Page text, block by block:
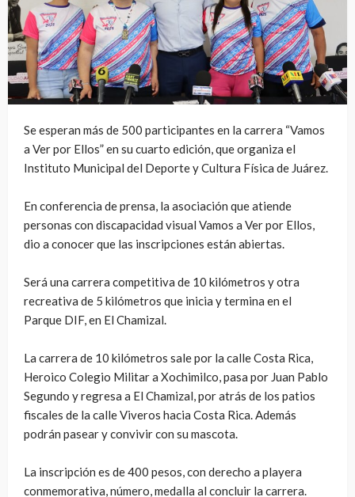
Se esperan más de 500 participantes en la carrera “Vamos
a Ver por Ellos” en su cuarto edición, que organiza el
Instituto Municipal del Deporte y Cultura Física de Juárez.
En conferencia de prensa, la asociación que atiende
personas con discapacidad visual Vamos a Ver por Ellos,
dio a conocer que las inscripciones están abiertas.
Será una carrera competitiva de 10 kilómetros y otra
recreativa de 5 kilómetros que inicia y termina en el
Parque DIF, en El Chamizal.
La carrera de 10 kilómetros sale por la calle Costa Rica,
Heroico Colegio Militar a Xochimilco, pasa por Juan Pablo
Segundo y regresa a El Chamizal, por atrás de los patios
fiscales de la calle Viveros hacia Costa Rica. Además
podrán pasear y convivir con su mascota.
La inscripción es de 400 pesos, con derecho a playera
conmemorativa, número, medalla al concluir la carrera.